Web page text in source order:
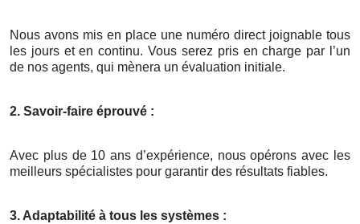
Nous avons mis en place une numéro direct joignable tous
les jours et en continu. Vous serez pris en charge par l’un
de nos agents, qui mènera un évaluation initiale.
2. Savoir-faire éprouvé :
Avec plus de 10 ans d’expérience, nous opérons avec les
meilleurs spécialistes pour garantir des résultats fiables.
3. Adaptabilité à tous les systèmes :